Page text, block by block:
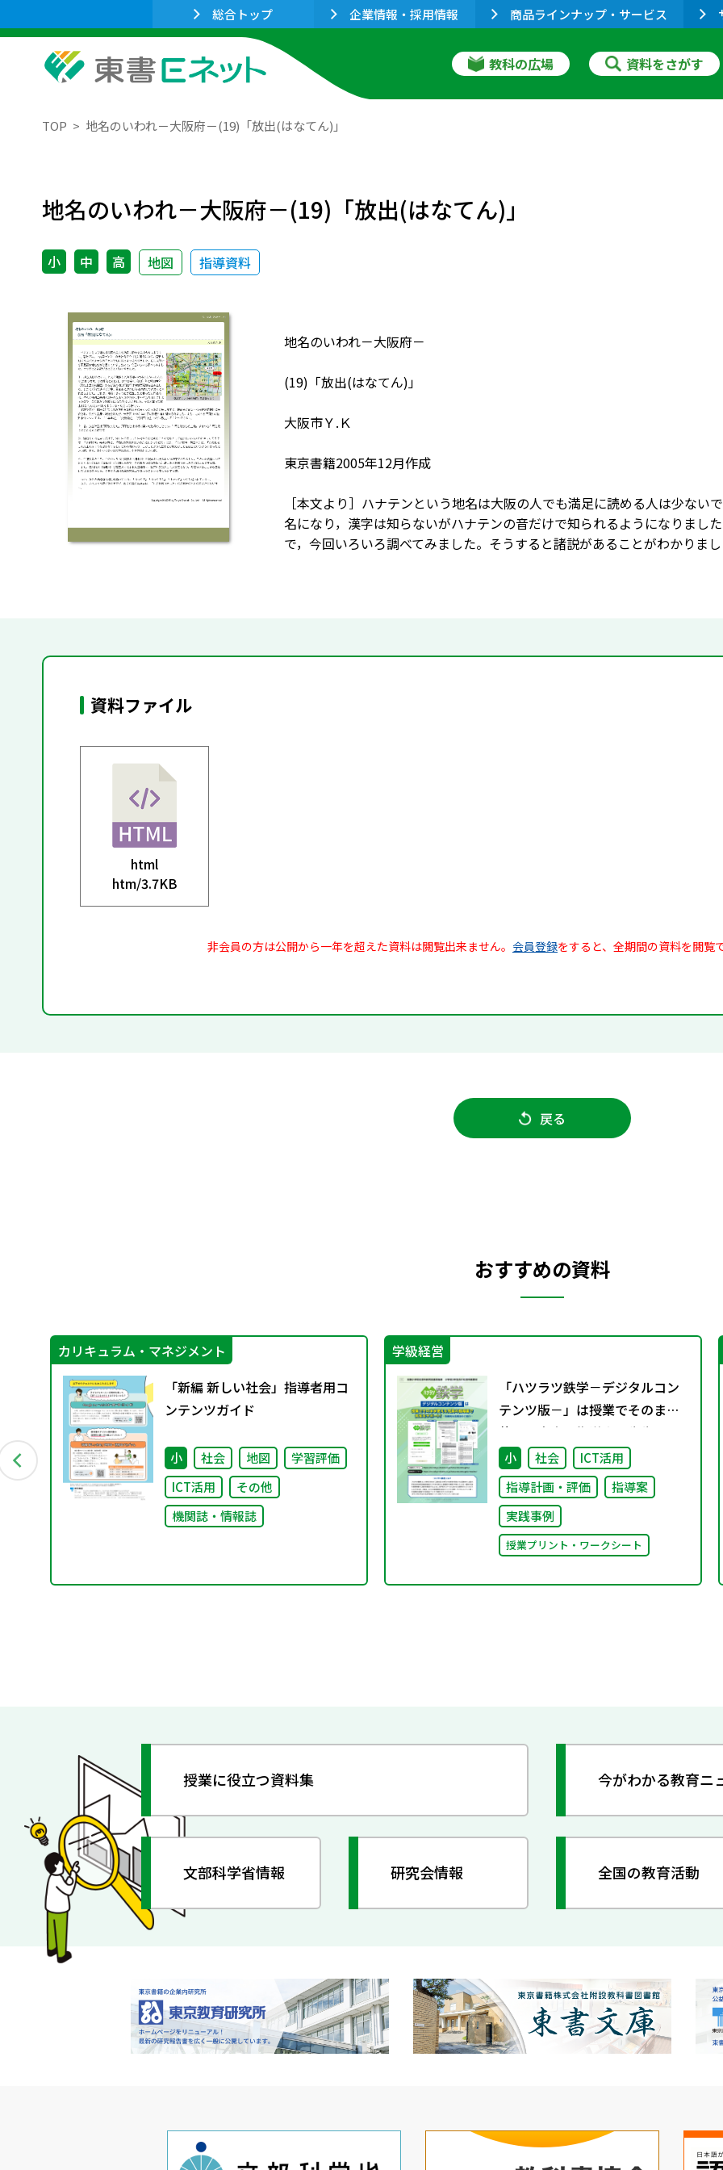
総合トップ 企業情報・採用情報 商品ラインナップ・サービス
教科の広場 資料をさがす
TOP 地名のいわれ－大阪府－(19)「放出(はなてん)」
地名のいわれ－大阪府－(19)「放出(はなてん)」
小 中 高 地図 指導資料
地名のいわれ－大阪府－
(19)「放出(はなてん)」
大阪市Ｙ.Ｋ
東京書籍2005年12月作成
［本文より］ハナテンという地名は大阪の人でも満足に読める人は少な
名になり，漢字は知らないがハナテンの音だけで知られるようになりまし
で，今回いろいろ調べてみました。そうすると諸説があることがわかりまし
資料ファイル
html
htm/3.7KB
非会員の方は公開から一年を超えた資料は閲覧出来ません。 会員登録をすると、全期間の資料を閲覧
戻る
おすすめの資料
カリキュラム・マネジメント
「新編 新しい社会」指導者用コ
ンテンツガイド
小 社会 地図
学習評価
ICT活用
その他
機関誌・情報誌
学級経営
「ハツラツ鉄学－デジタルコン
テンツ版－」は授業でそのまま
使える充実の指導案で先生をサ
ポート！～効果的な活用法のご
紹介～
小 社会
ICT活用
指導計画・評価
指導案
実践事例
授業プリント・ワークシート
授業に役立つ資料集 今がわかる教育ニ
文部科学省情報 研究会情報 全国の教育活動